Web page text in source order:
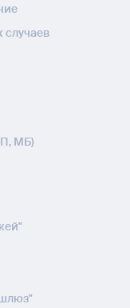
случаев
МБ)